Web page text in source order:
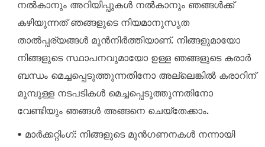
നൽകാനും അറിയിപ്പുകൾ നൽകാനും ഞങ്ങൾക്ക്
കഴിയുന്നത് ഞങ്ങളുടെ നിയമാനുസൃത
താൽപ്പര്യങ്ങൾ മുൻനിർത്തിയാണ്. നിങ്ങളുമായോ
നിങ്ങളുടെ സ്ഥാപനവുമായോ ഉള്ള ഞങ്ങളുടെ കരാർ
ബന്ധം മെച്ചപ്പെടുത്തുന്നതിനോ അല്ലെങ്കിൽ കരാറിന്
മുമ്പുള്ള നടപടികൾ മെച്ചപ്പെടുത്തുന്നതിനോ
വേണ്ടിയും ഞങ്ങൾ അങ്ങനെ ചെയ്തേക്കാം.
• മാർക്കറ്റിംഗ്: നിങ്ങളുടെ മുൻഗണനകൾ നന്നായി